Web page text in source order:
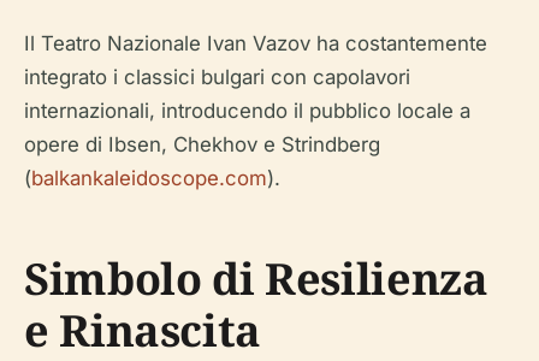
Il Teatro Nazionale Ivan Vazov ha costantemente
integrato i classici bulgari con capolavori
internazionali, introducendo il pubblico locale a
opere di Ibsen, Chekhov e Strindberg
(balkankaleidoscope.com).
Simbolo di Resilienza
e Rinascita